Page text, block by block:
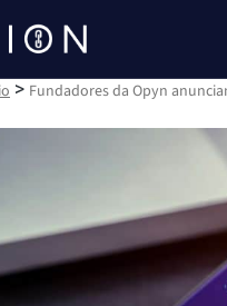
> Fundadores da Opyn